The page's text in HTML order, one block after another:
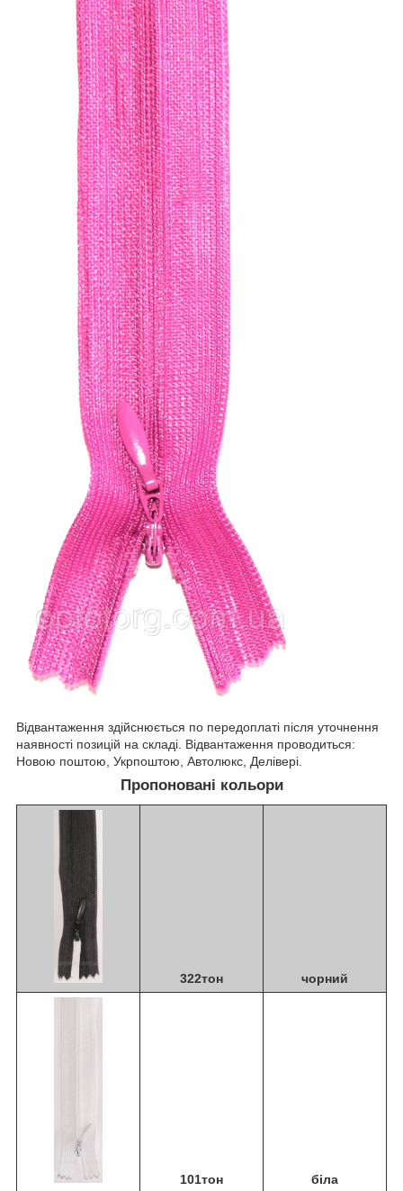
Відвантаження здійснюється по передоплаті після уточнення
наявності позицій на складі. Відвантаження проводиться:
Новою поштою, Укрпоштою, Автолюкс, Делівері.
Пропоновані кольори
322тон чорний
101тон біла